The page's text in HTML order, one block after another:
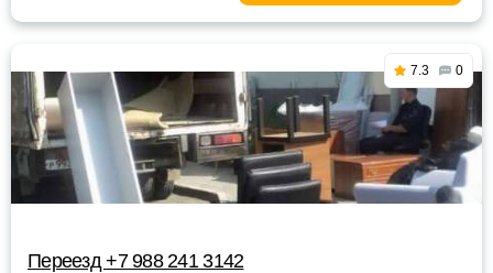
7.3 0
Переезд +7 988 241 3142